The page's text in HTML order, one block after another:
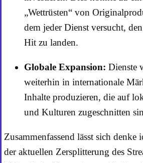
„Wettrüsten“ von
dem jeder Dienst versucht,
Hit zu landen.
Globale Expansion: Dienste
weiterhin in internationale
Inhalte produzieren, die auf
und Kulturen zugeschnitten
Zusammenfassend lässt sich denke
der aktuellen Zersplitterung des